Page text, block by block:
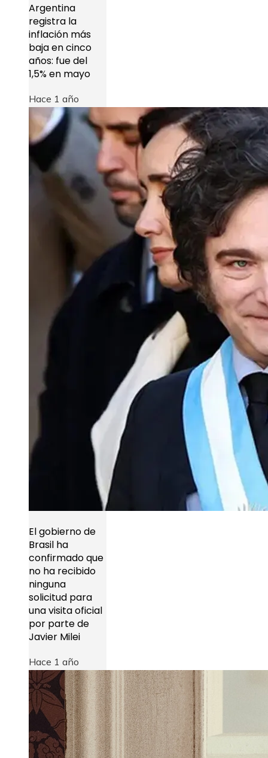
Argentina
registra la
inflación más
baja en cinco
años: fue del
1,5% en mayo
Hace 1 año
El gobierno de
Brasil ha
confirmado que
no ha recibido
ninguna
solicitud para
una visita oficial
por parte de
Javier Milei
Hace 1 año